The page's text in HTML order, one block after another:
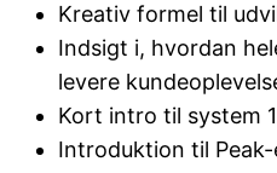
Kreativ formel til
Indsigt i, hvordan
levere
Kort intro til system
Introduktion til